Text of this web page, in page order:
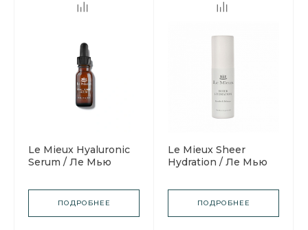
Le Mieux Hyaluronic
Serum / Ле Мью
Гиалуроновая
ПОДРОБНЕЕ
Le Mieux Sheer
Hydration / Ле Мью
"Абсолютное
увлажнение"
ПОДРОБНЕЕ